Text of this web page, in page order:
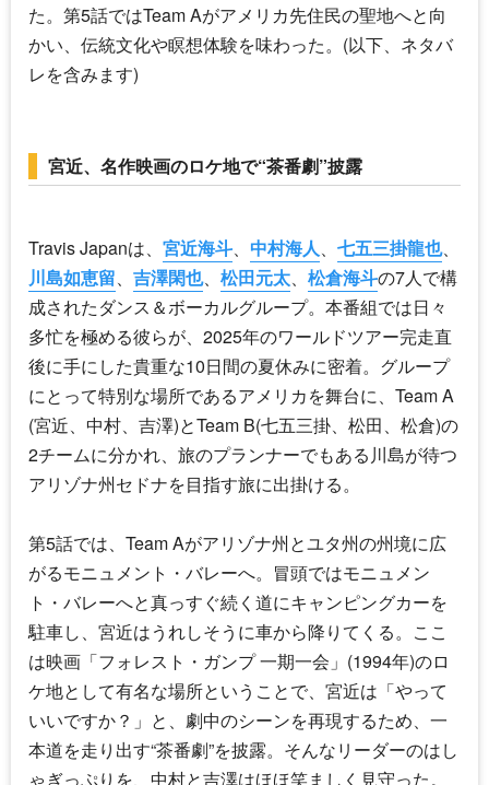
た。第5話ではTeam Aがアメリカ先住民の聖地へと向
かい、伝統文化や瞑想体験を味わった。(以下、ネタバ
レを含みます)
宮近、名作映画のロケ地で“茶番劇”披露
Travis Japanは、 宮近海斗、 中村海人、 七五三掛龍也、
川島如恵留、 吉澤閑也、 松田元太、 松倉海斗の7人で構
成されたダンス＆ボーカルグループ。本番組では日々
多忙を極める彼らが、2025年のワールドツアー完走直
後に手にした貴重な10日間の夏休みに密着。グループ
にとって特別な場所であるアメリカを舞台に、Team A
(宮近、中村、吉澤)とTeam B(七五三掛、松田、松倉)の
2チームに分かれ、旅のプランナーでもある川島が待つ
アリゾナ州セドナを目指す旅に出掛ける。
第5話では、Team Aがアリゾナ州とユタ州の州境に広
がるモニュメント・バレーへ。冒頭ではモニュメン
ト・バレーへと真っすぐ続く道にキャンピングカーを
駐車し、宮近はうれしそうに車から降りてくる。ここ
は映画「フォレスト・ガンプ 一期一会」(1994年)のロ
ケ地として有名な場所ということで、宮近は「やって
いいですか？」と、劇中のシーンを再現するため、一
本道を走り出す“茶番劇”を披露。そんなリーダーのはし
ゃぎっぷりを、中村と吉澤はほほ笑ましく見守った。